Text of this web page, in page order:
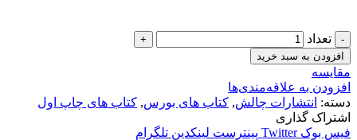
تعداد
افزودن به سبد خرید
مقایسه
افزودن به علاقه‌مندی‌ها
دسته: انتشارات چالش, کتاب های بورس, کتاب های چاپ اول
اشتراک گذاری
فیس بوک Twitter پینترست لینکدین تلگرام